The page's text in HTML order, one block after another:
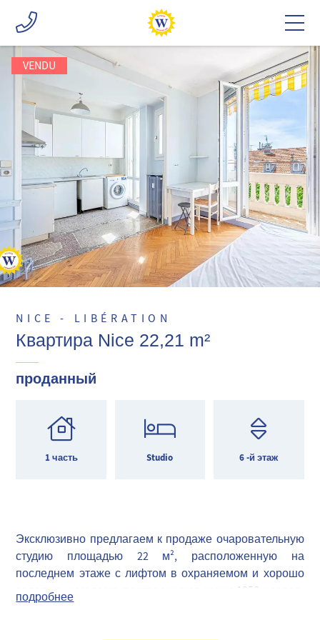
VENDU
NICE - LIBÉRATION
Квартира Nice 22,21 m²
проданный
1 часть Studio 6 -й этаж
Эксклюзивно предлагаем к продаже очаровательную
студию площадью 22 м², расположенную на
последнем этаже с лифтом в охраняемом и хорошо
содержанном доме, построенном в конце 1950-х годов.
Квартира требует полной реконструкции. Обратите
подробнее